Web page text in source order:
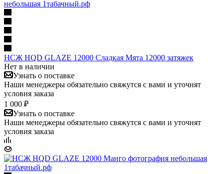
НСЖ HQD GLAZE 12000 Сладкая Мята 12000 затяжек
Нет в наличии
Узнать о поставке
Наши менеджеры обязательно свяжутся с вами и уточнят
условия заказа
1 000 ₽
Узнать о поставке
Наши менеджеры обязательно свяжутся с вами и уточнят
условия заказа